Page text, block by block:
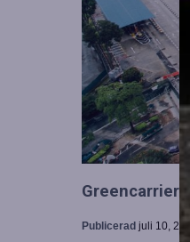
Greencarrier
Publicerad juli 10,